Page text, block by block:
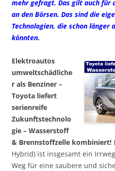
mehr gefragt. Das gilt auch für
an den Börsen. Das sind die
Technologien, die schon länger
könnten.
Elektroautos
umweltschädliche
r als Benziner –
Toyota liefert
serienreife
Zukunftstechnolo
gie – Wasserstoff
& Brennstoffzelle kombiniert!
Hybrid) ist insgesamt ein
Weg für eine saubere und